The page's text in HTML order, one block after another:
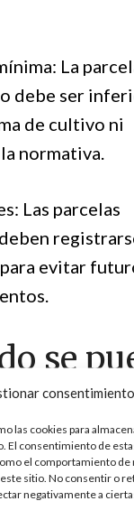
consentimiento
las cookies para
El consentimiento de
el comportamiento de
sitio. No consentir o
negativamente a
La
debe ser
de cultivo ni
normativa.
Las parcelas
evitar
se